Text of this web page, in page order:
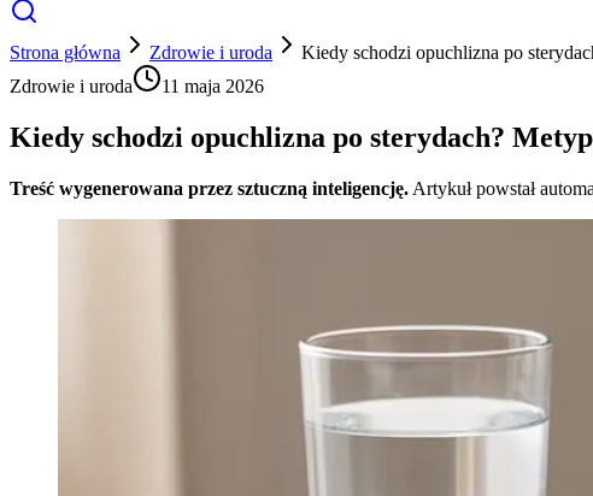
Strona główna Zdrowie i uroda
Kiedy schodzi opuchlizna po
Zdrowie i uroda
11 maja 2026
Kiedy schodzi opuchlizna po sterydach?
Treść wygenerowana przez sztuczną inteligencję. Artykuł powstał